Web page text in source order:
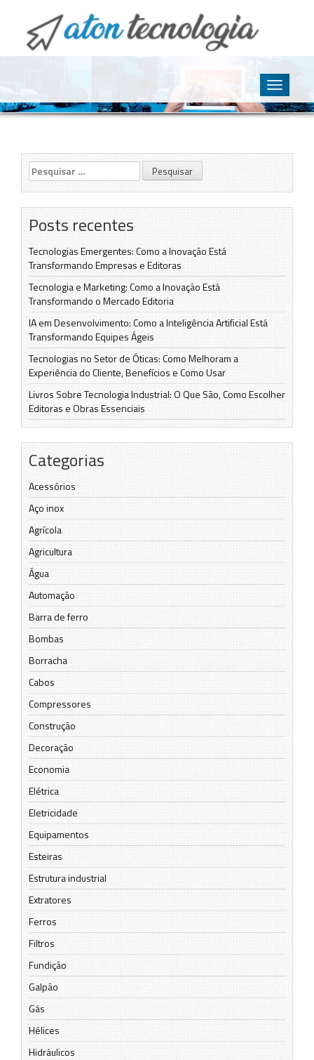
O point da Tecnologia
Toggle
Pesquisar
por:
Posts recentes
Tecnologias Emergentes: Como a Inovação Está
Transformando Empresas e Editoras
Tecnologia e Marketing: Como a Inovação Está
Transformando o Mercado Editoria
IA em Desenvolvimento: Como a Inteligência Artificial Está
Transformando Equipes Ágeis
Tecnologias no Setor de Óticas: Como Melhoram a
Experiência do Cliente, Benefícios e Como Usar
Livros Sobre Tecnologia Industrial: O Que São, Como Escolher
Editoras e Obras Essenciais
Categorias
Acessórios
Aço inox
Agrícola
Agricultura
Água
Automação
Barra de ferro
Bombas
Borracha
Cabos
Compressores
Construção
Decoração
Economia
Elétrica
Eletricidade
Equipamentos
Esteiras
Estrutura industrial
Extratores
Ferros
Filtros
Fundição
Galpão
Gás
Hélices
Hidráulicos